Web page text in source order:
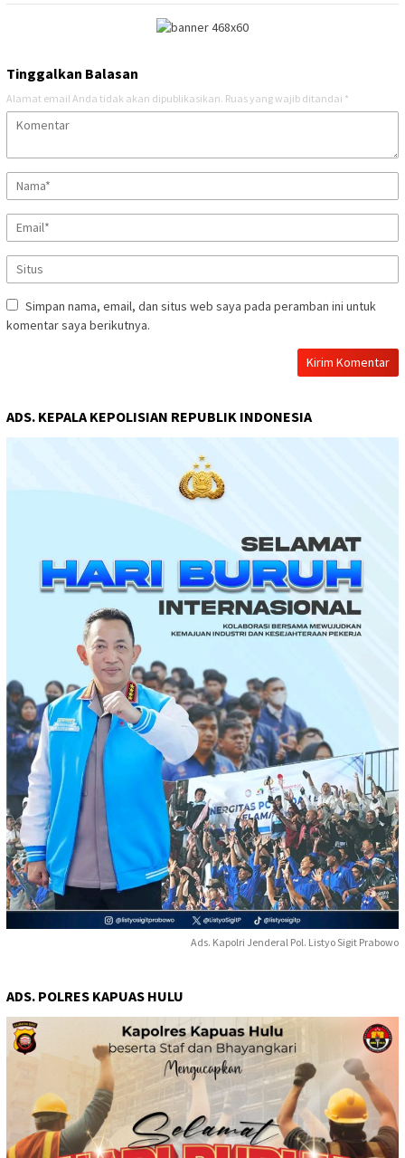
Tinggalkan Balasan
Alamat email Anda tidak akan dipublikasikan. Ruas yang wajib ditandai *
Simpan nama, email, dan situs web saya pada peramban ini untuk
komentar saya berikutnya.
ADS. KEPALA KEPOLISIAN REPUBLIK INDONESIA
Ads. Kapolri Jenderal Pol. Listyo Sigit Prabowo
ADS. POLRES KAPUAS HULU